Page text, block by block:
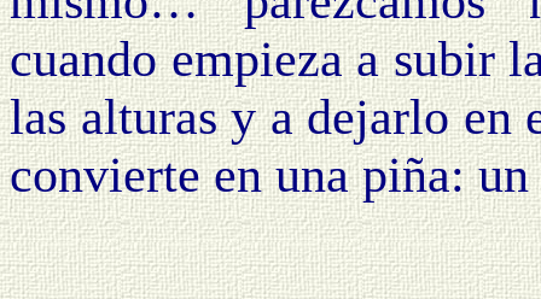
cuando empieza a subir
las alturas y a dejarlo en
convierte en una piña: